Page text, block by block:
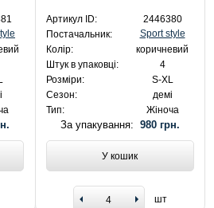
Артикул ID:
2446380
Постачальник:
Sport style
Колір:
коричневий
Штук в упаковці:
4
Розміри:
S-XL
Сезон:
демі
Тип:
Жіноча
За упакування: 980 грн.
У кошик
шт